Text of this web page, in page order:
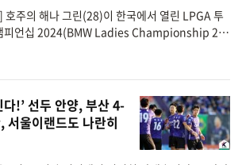
호주의 해나 그린(28)이 한국에서 열린 LPGA 투
피언십 2024(BMW Ladies Championship 20
원힐스 코스(
!’ 선두 안양, 부산 4-
울이랜드도 나란히